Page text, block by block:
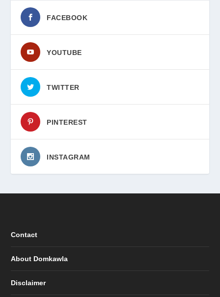
FACEBOOK
YOUTUBE
TWITTER
PINTEREST
INSTAGRAM
Contact
About Domkawla
Disclaimer